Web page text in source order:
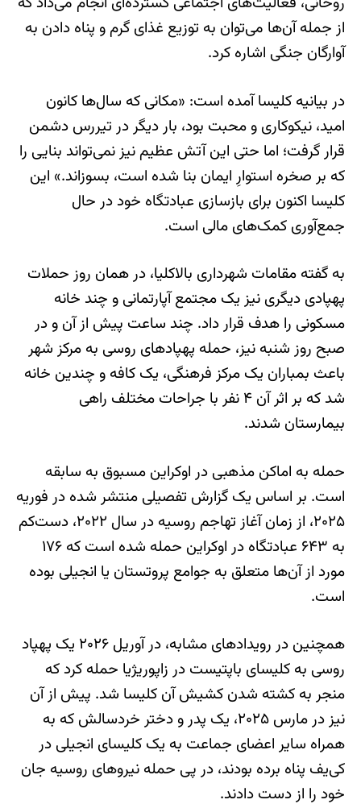
از جمله آن‌ها می‌توان به توزیع غذای گرم و پناه دادن به
آوارگان جنگی اشاره کرد.
در بیانیه کلیسا آمده است: «مکانی که سال‌ها کانون
امید، نیکوکاری و محبت بود، بار دیگر در تیررس دشمن
قرار گرفت؛ اما حتی این آتش عظیم نیز نمی‌تواند بنایی را
که بر صخره استوارِ ایمان بنا شده است، بسوزاند.» این
کلیسا اکنون برای بازسازی عبادتگاه خود در حال
جمع‌آوری کمک‌های مالی است.
به گفته مقامات شهرداری بالاکلیا، در همان روز حملات
پهپادی دیگری نیز یک مجتمع آپارتمانی و چند خانه
مسکونی را هدف قرار داد. چند ساعت پیش از آن و در
صبح روز شنبه نیز، حمله پهپادهای روسی به مرکز شهر
باعث بمباران یک مرکز فرهنگی، یک کافه و چندین خانه
شد که بر اثر آن ۴ نفر با جراحات مختلف راهی
بیمارستان شدند.
حمله به اماکن مذهبی در اوکراین مسبوق به سابقه
است. بر اساس یک گزارش تفصیلی منتشر شده در فوریه
۲۰۲۵، از زمان آغاز تهاجم روسیه در سال ۲۰۲۲، دست‌کم
به ۶۴۳ عبادتگاه در اوکراین حمله شده است که ۱۷۶
مورد از آن‌ها متعلق به جوامع پروتستان یا انجیلی بوده
است.
همچنین در رویدادهای مشابه، در آوریل ۲۰۲۶ یک پهپاد
روسی به کلیسای باپتیست در زاپوریژیا حمله کرد که
منجر به کشته شدن کشیش آن کلیسا شد. پیش از آن
نیز در مارس ۲۰۲۵، یک پدر و دختر خردسالش که به
همراه سایر اعضای جماعت به یک کلیسای انجیلی در
کی‌یف پناه برده بودند، در پی حمله نیروهای روسیه جان
خود را از دست دادند.